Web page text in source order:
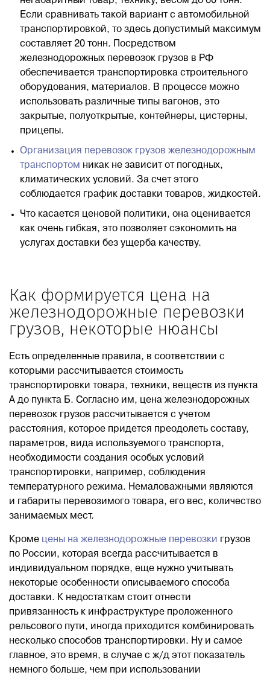
RU EN 中国
Если сравнивать такой вариант с автомобильной
транспортировкой, то здесь допустимый максимум
составляет 20 тонн. Посредством
железнодорожных перевозок грузов в РФ
обеспечивается транспортировка строительного
оборудования, материалов. В процессе можно
использовать различные типы вагонов, это
закрытые, полуоткрытые, контейнеры, цистерны,
прицепы.
Организация перевозок грузов железнодорожным
транспортом
никак не зависит от погодных,
климатических условий. За счет этого
соблюдается график доставки товаров, жидкостей.
Что касается ценовой политики, она оценивается
как очень гибкая, это позволяет сэкономить на
услугах доставки без ущерба качеству.
Как формируется цена на
железнодорожные перевозки
грузов, некоторые нюансы
Есть определенные правила, в соответствии с
которыми рассчитывается стоимость
транспортировки товара, техники, веществ из пункта
А до пункта Б. Согласно им, цена железнодорожных
перевозок грузов рассчитывается с учетом
расстояния, которое придется преодолеть составу,
параметров, вида используемого транспорта,
необходимости создания особых условий
транспортировки, например, соблюдения
температурного режима. Немаловажными являются
и габариты перевозимого товара, его вес, количество
занимаемых мест.
Кроме цены на железнодорожные перевозки
грузов
по России, которая всегда рассчитывается в
индивидуальном порядке, еще нужно учитывать
некоторые особенности описываемого способа
доставки. К недостаткам стоит отнести
привязанность к инфраструктуре проложенного
рельсового пути, иногда приходится комбинировать
несколько способов транспортировки. Ну и самое
главное, это время, в случае с ж/д этот показатель
немного больше, чем при использовании